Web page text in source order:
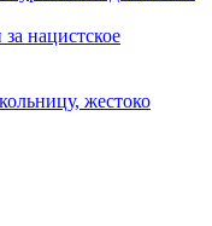
нацистское
жестоко